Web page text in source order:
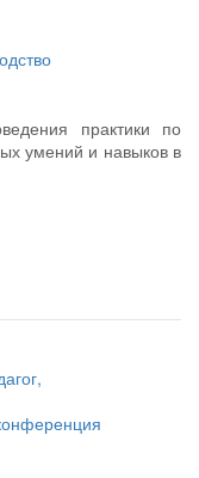
практики по
умений и навыков в